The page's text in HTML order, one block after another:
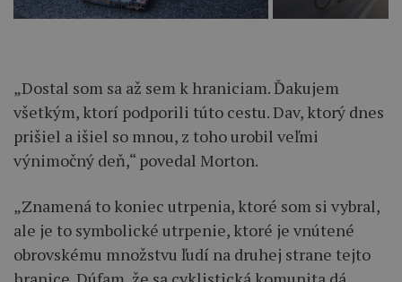
„Dostal som sa až sem k hraniciam. Ďakujem
všetkým, ktorí podporili túto cestu. Dav, ktorý dnes
prišiel a išiel so mnou, z toho urobil veľmi
výnimočný deň,“ povedal Morton.
„Znamená to koniec utrpenia, ktoré som si vybral,
ale je to symbolické utrpenie, ktoré je vnútené
obrovskému množstvu ľudí na druhej strane tejto